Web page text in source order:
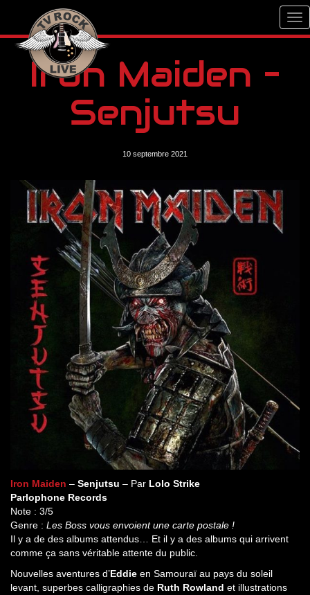
Iron Maiden –
Senjutsu
10 septembre 2021
Iron Maiden – Senjutsu – Par Lolo Strike
Parlophone Records
Note : 3/5
Genre : Les Boss vous envoient une carte postale !
Il y a de des albums attendus… Et il y a des albums qui arrivent
comme ça sans véritable attente du public.
Nouvelles aventures d’Eddie en Samouraï au pays du soleil
levant, superbes calligraphies de Ruth Rowland et illustrations